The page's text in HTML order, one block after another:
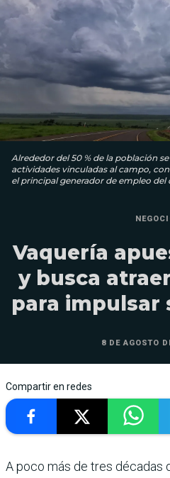
Alrededor del 50 % de la población
actividades vinculadas al campo,
el principal generador de empleo del
Vaquería
y busca
para impulsar
8 DE AGOSTO
Compartir en redes
A poco más de tres décadas